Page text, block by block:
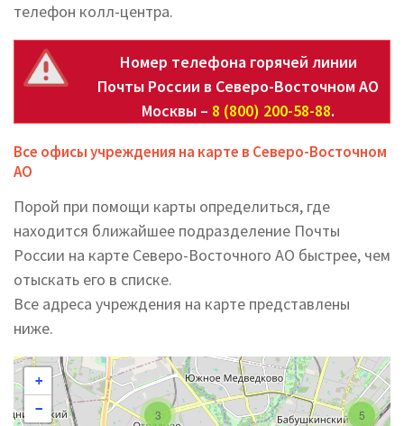
телефон колл-центра.
Номер телефона горячей линии
Почты России в Северо-Восточном АО
Москвы – 8 (800) 200-58-88.
Все офисы учреждения на карте в Северо-Восточном
АО
Порой при помощи карты определиться, где
находится ближайшее подразделение Почты
России на карте Северо-Восточного АО быстрее, чем
отыскать его в списке.
Все адреса учреждения на карте представлены
ниже.
5
3
+
−